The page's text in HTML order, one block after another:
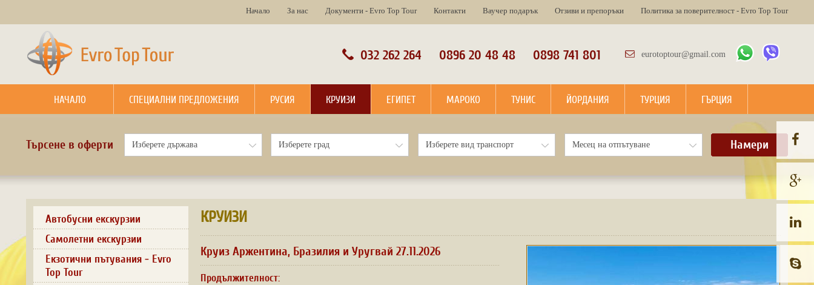
Начало За нас Документи - Evro Top Tour Контакти Ваучер подарък Отзиви и препоръки Политика за поверителност - Evro Top Tour
032 262 264 0896 20 48 48 0898 741 801 eurotoptour@gmail.com
НАЧАЛО СПЕЦИАЛНИ ПРЕДЛОЖЕНИЯ РУСИЯ КРУИЗИ ЕГИПЕТ МАРОКО ТУНИС ЙОРДАНИЯ ТУРЦИЯ ГЪРЦИЯ
Търсене в оферти Намери
Автобусни екскурзии
Самолетни екскурзии
Екзотични пътувания - Evro
Top Tour
КРУИЗИ
Круиз Аржентина, Бразилия и Уругвай 27.11.2026
Продължителност: